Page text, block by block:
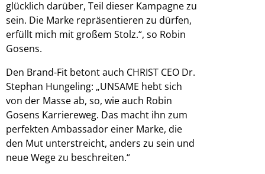
glücklich darüber, Teil dieser Kampagne zu
sein. Die Marke repräsentieren zu dürfen,
erfüllt mich mit großem Stolz.“, so Robin
Gosens.
Den Brand-Fit betont auch CHRIST CEO Dr.
Stephan Hungeling: „UNSAME hebt sich
von der Masse ab, so, wie auch Robin
Gosens Karriereweg. Das macht ihn zum
perfekten Ambassador einer Marke, die
den Mut unterstreicht, anders zu sein und
neue Wege zu beschreiten.“